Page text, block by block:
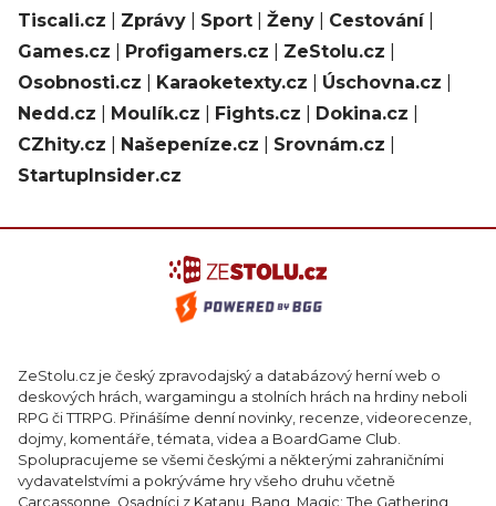
Tiscali.cz Zprávy Sport Ženy Cestování|
Games.cz
Profigamers.cz ZeStolu.cz
Osobnosti.cz
Karaoketexty.cz Úschovna.cz
Nedd.cz
Moulík.cz Fights.cz Dokina.cz
CZhity.cz
Našepeníze.cz Srovnám.cz
StartupInsider.cz
ZeStolu.cz je český zpravodajský a databázový herní web o
deskových hrách, wargamingu a stolních hrách na hrdiny neboli
RPG či TTRPG. Přinášíme denní novinky, recenze, videorecenze,
dojmy, komentáře, témata, videa a BoardGame Club.
Spolupracujeme se všemi českými a některými zahraničními
vydavatelstvími a pokrýváme hry všeho druhu včetně
Carcassonne, Osadníci z Katanu, Bang, Magic: The Gathering,